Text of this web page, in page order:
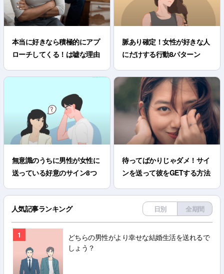
本当に好きなら積極的にアプ
ローチしてくる！は嘘な理由
脈あり確定！女性が好きな人
にだけする行動8パターン
無意識のうちに男性が女性に
送っている好意のサイン8つ
待ってばかりじゃダメ！サイ
ンを送って彼をGETする方法
人気記事ランキング 日別 全期間
1
どちらの男性がより幸せな結婚生活を送れるで
しょう？